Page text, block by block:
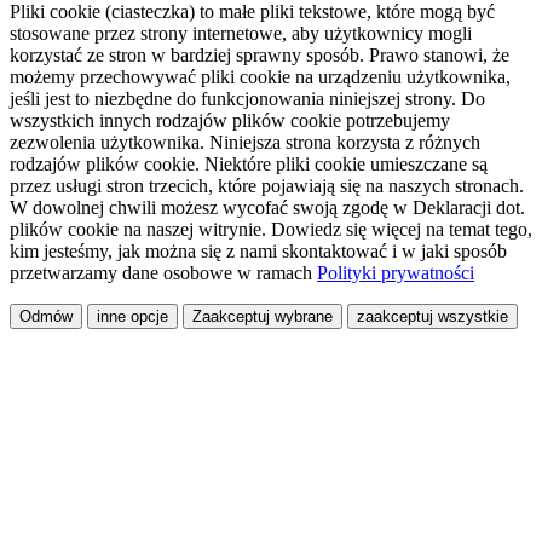
Pliki cookie (ciasteczka) to małe pliki tekstowe, które mogą być
stosowane przez strony internetowe, aby użytkownicy mogli
korzystać ze stron w bardziej sprawny sposób. Prawo stanowi, że
możemy przechowywać pliki cookie na urządzeniu użytkownika,
jeśli jest to niezbędne do funkcjonowania niniejszej strony. Do
wszystkich innych rodzajów plików cookie potrzebujemy
zezwolenia użytkownika. Niniejsza strona korzysta z różnych
rodzajów plików cookie. Niektóre pliki cookie umieszczane są
przez usługi stron trzecich, które pojawiają się na naszych stronach.
W dowolnej chwili możesz wycofać swoją zgodę w Deklaracji dot.
plików cookie na naszej witrynie. Dowiedz się więcej na temat tego,
kim jesteśmy, jak można się z nami skontaktować i w jaki sposób
przetwarzamy dane osobowe w ramach Polityki prywatności
Odmów inne opcje Zaakceptuj wybrane zaakceptuj wszystkie